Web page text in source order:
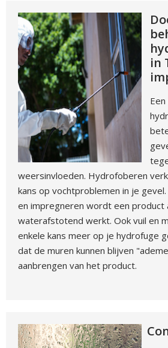
in
weersinvloeden. Hydrofoberen
kans op vochtproblemen in je
en impregneren wordt een product
waterafstotend werkt. Ook vuil en
enkele kans meer op je hydrofuge
dat de muren kunnen blijven
aanbrengen van het product.